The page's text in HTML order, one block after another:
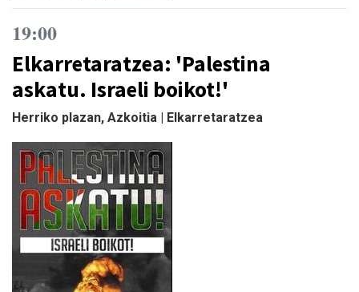
19:00
Elkarretaratzea: 'Palestina
askatu. Israeli boikot!'
Herriko plazan, Azkoitia | Elkarretaratzea